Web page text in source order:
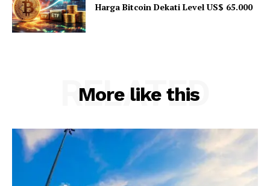
Harga Bitcoin Dekati Level US$ 65.000
More like this
RELATED